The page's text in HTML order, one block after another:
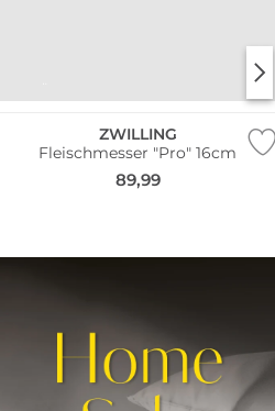
ZWILLING
Fleischmesser "Pro" 16cm
89,99